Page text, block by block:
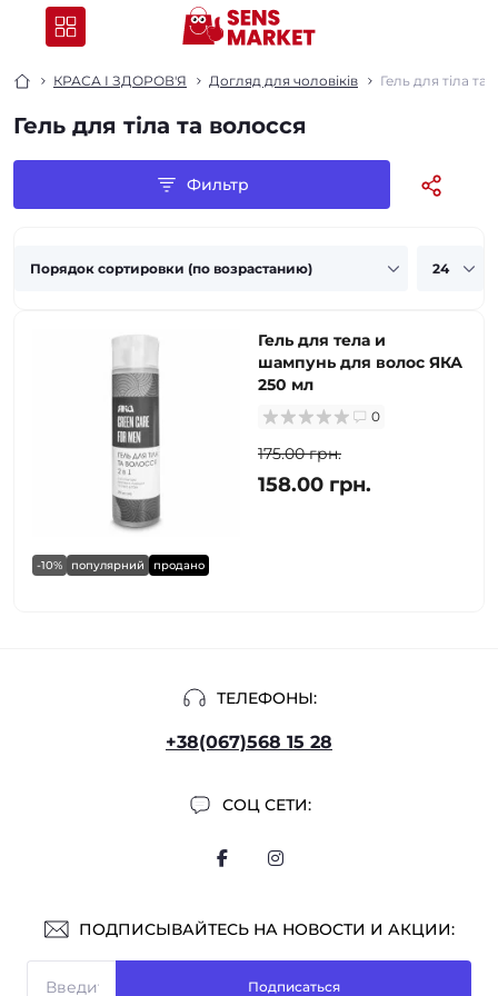
КРАСА І ЗДОРОВ'Я Догляд для чоловіків Гель для тіла та
Гель для тіла та волосся
Фильтр
-10% популярний продано
Гель для тела и
шампунь для волос ЯКА
250 мл
0
175.00 грн.
158.00 грн.
ТЕЛЕФОНЫ:
+38(067)568 15 28
СОЦ СЕТИ:
ПОДПИСЫВАЙТЕСЬ НА НОВОСТИ И АКЦИИ:
Подписаться